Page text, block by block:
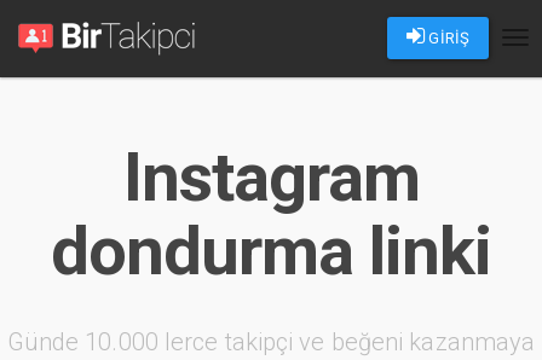
GİRİŞ
Instagram
dondurma linki
Günde 10.000 lerce takipçi ve beğeni kazanmaya